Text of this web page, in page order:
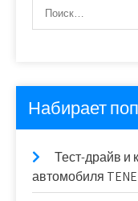
Набирает
Тест-драйв и
автомобиля